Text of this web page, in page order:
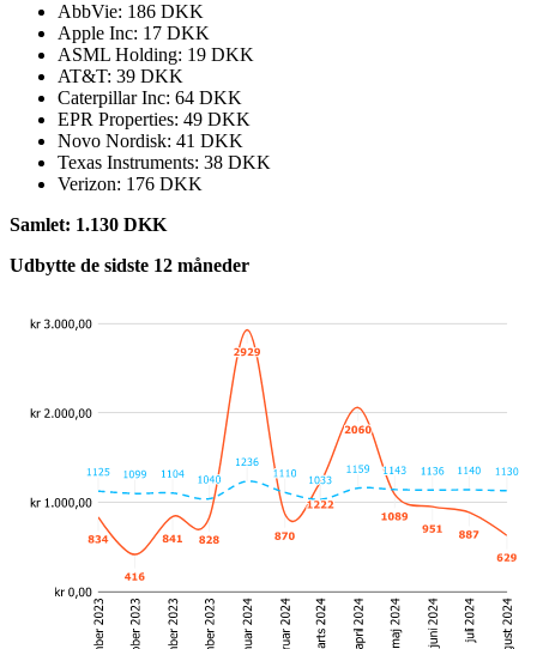
AbbVie: 186 DKK
Apple Inc: 17 DKK
ASML Holding: 19 DKK
AT&T: 39 DKK
Caterpillar Inc: 64 DKK
EPR Properties: 49 DKK
Novo Nordisk: 41 DKK
Texas Instruments: 38 DKK
Verizon: 176 DKK
Samlet: 1.130 DKK
Udbytte de sidste 12 måneder